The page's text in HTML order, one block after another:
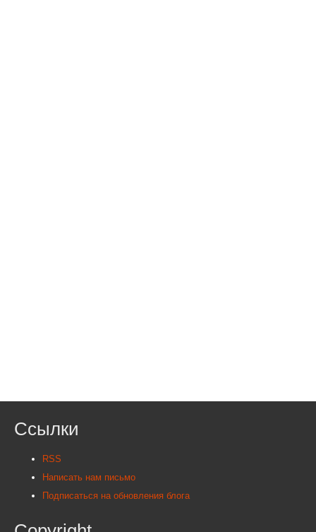
Ссылки
RSS
Написать нам письмо
Подписаться на обновления блога